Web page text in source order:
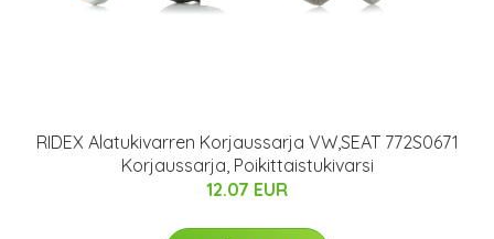
RIDEX Alatukivarren Korjaussarja VW,SEAT 772S0671
Korjaussarja, Poikittaistukivarsi
12.07 EUR